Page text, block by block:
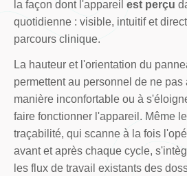
la façon dont l'appareil est perçu
quotidienne : visible, intuitif et
parcours clinique.
La hauteur et l'orientation du
permettent au personnel de ne
manière inconfortable ou à
faire fonctionner l'appareil. Même
traçabilité, qui scanne à la fois
avant et après chaque cycle,
les flux de travail existants des